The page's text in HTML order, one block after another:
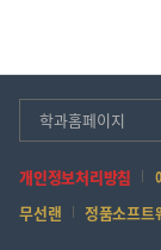
학과홈페이지
개인정보처리방침
무선랜
정품소프트